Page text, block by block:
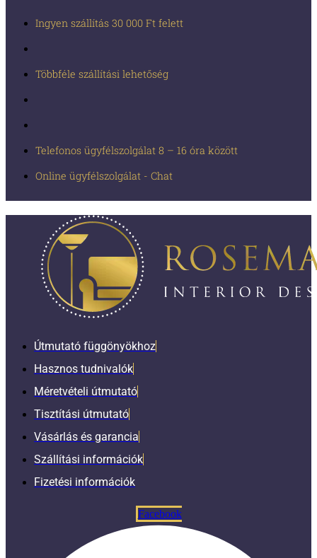
Ingyen szállítás 30 000 Ft felett
Többféle szállítási lehetőség
Telefonos ügyfélszolgálat 8 – 16 óra között
Online ügyfélszolgálat - Chat
Útmutató függönyökhoz
Hasznos tudnivalók
Méretvételi útmutató
Tisztítási útmutató
Vásárlás és garancia
Szállítási információk
Fizetési információk
Facebook